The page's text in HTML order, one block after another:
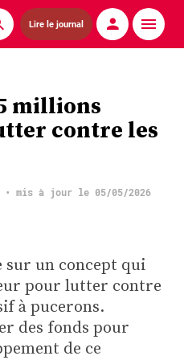
Lire le journal
millions
contre les
• mis à jour le 05/05/2026
un concept qui
pour lutter contre
à pucerons.
des fonds pour
de ce